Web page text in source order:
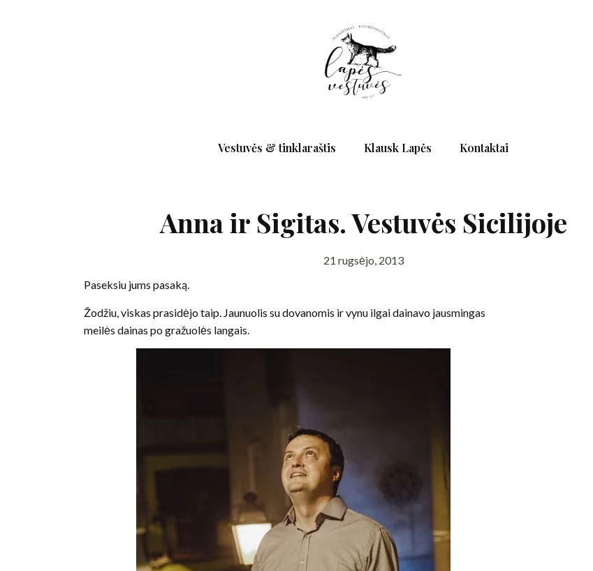
Vestuvės & tinklaraštis Klausk Lapės Kontaktai
Anna ir Sigitas. Vestuvės Sicilijoje
21 rugsėjo, 2013
Paseksiu jums pasaką.
Žodžiu, viskas prasidėjo taip. Jaunuolis su dovanomis ir vynu ilgai dainavo jausmingas
meilės dainas po gražuolės langais.